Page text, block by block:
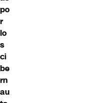
po
r
lo
s
ci
be
rn
au